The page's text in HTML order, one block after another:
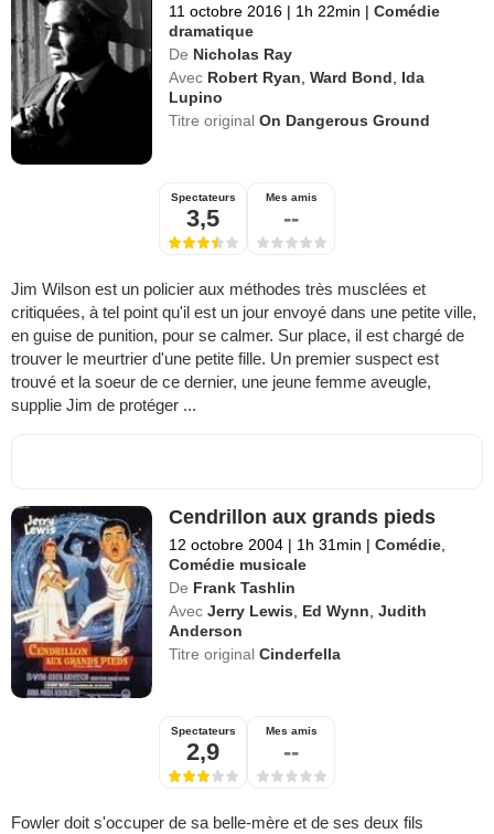
11 octobre 2016 | 1h 22min | Comédie
dramatique
De Nicholas Ray
Avec Robert Ryan ,Ward Bond
Ida
Lupino
Titre originalOn Dangerous Ground
Spectateurs
3,5
Mes amis
--
Jim Wilson est un policier aux méthodes très musclées et
critiquées, à tel point qu'il est un jour envoyé dans une petite ville,
en guise de punition, pour se calmer. Sur place, il est chargé de
trouver le meurtrier d'une petite fille. Un premier suspect est
trouvé et la soeur de ce dernier, une jeune femme aveugle,
supplie Jim de protéger ...
Cendrillon aux grands pieds
12 octobre 2004 | 1h 31min | Comédie
Comédie musicale
De Frank Tashlin
Avec Jerry Lewis Ed Wynn ,Judith
Anderson
Titre originalCinderfella
Spectateurs
2,9
Mes amis
--
Fowler doit s'occuper de sa belle-mère et de ses deux fils